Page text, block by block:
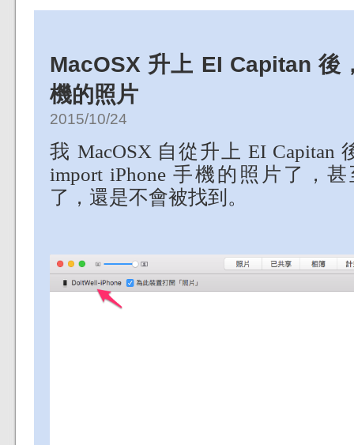
MacOSX 升上 EI Capitan 後
機的照片
2015/10/24
我 MacOSX 自從升上 EI Capitan
import iPhone 手機的照片了，
了，還是不會被找到。